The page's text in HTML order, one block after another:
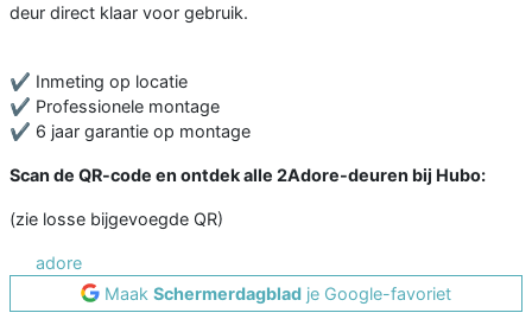
deur direct klaar voor gebruik.
✔ Inmeting op locatie
✔ Professionele montage
✔ 6 jaar garantie op montage
Scan de QR-code en ontdek alle 2Adore-deuren bij Hubo:
(zie losse bijgevoegde QR)
adore
Maak Schermerdagblad je Google-favoriet